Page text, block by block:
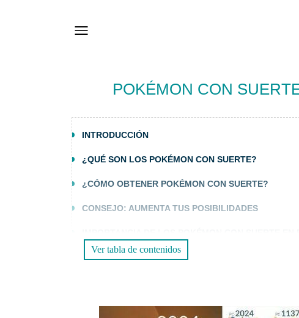
POKÉMON CON
INTRODUCCIÓN
¿QUÉ SON LOS POKÉMON CON SUERTE?
¿CÓMO OBTENER POKÉMON CON SUERTE?
CONSEJO: AUMENTA TUS POSIBILIDADES
DISFRUTA DE TUS POKÉMON CON SUERTE
PREGUNTAS FRECUENTES
Ver tabla de contenidos